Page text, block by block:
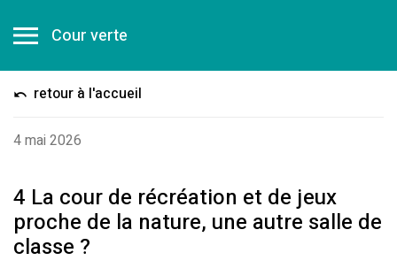
Cour verte
retour à l'accueil
4 mai 2026
4 La cour de récréation et de jeux
proche de la nature, une autre salle de
classe ?